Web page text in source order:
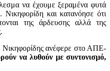
να έχουμε ξεραμένα φυτά
και κατανόησε ότι
της άρδευσης αλλά της
ανέφερε στο ΑΠΕ-
να λυθούν με συντονισμό,